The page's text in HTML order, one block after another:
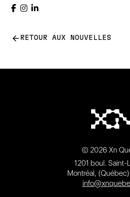
arrow_back RETOUR AUX NOUVELLES
© 2026 Xn
1201 boul. Saint-
Montréal,